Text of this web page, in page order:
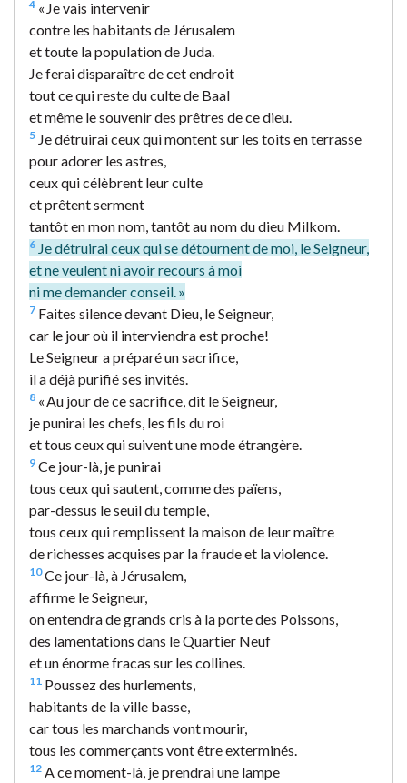
4 « Je vais intervenir
contre les habitants de Jérusalem
et toute la population de Juda.
Je ferai disparaître de cet endroit
tout ce qui reste du culte de Baal
et même le souvenir des prêtres de ce dieu.
5 Je détruirai ceux qui montent sur les toits en terrasse
pour adorer les astres,
ceux qui célèbrent leur culte
et prêtent serment
tantôt en mon nom, tantôt au nom du dieu Milkom.
6 Je détruirai ceux qui se détournent de moi, le Seigneur,
et ne veulent ni avoir recours à moi
ni me demander conseil. »
7 Faites silence devant Dieu, le Seigneur,
car le jour où il interviendra est proche!
Le Seigneur a préparé un sacrifice,
il a déjà purifié ses invités.
8 « Au jour de ce sacrifice, dit le Seigneur,
je punirai les chefs, les fils du roi
et tous ceux qui suivent une mode étrangère.
9 Ce jour-là, je punirai
tous ceux qui sautent, comme des païens,
par-dessus le seuil du temple,
tous ceux qui remplissent la maison de leur maître
de richesses acquises par la fraude et la violence.
10Ce jour-là, à Jérusalem,
affirme le Seigneur,
on entendra de grands cris à la porte des Poissons,
des lamentations dans le Quartier Neuf
et un énorme fracas sur les collines.
11 Poussez des hurlements,
habitants de la ville basse,
car tous les marchands vont mourir,
tous les commerçants vont être exterminés.
12 A ce moment-là, je prendrai une lampe